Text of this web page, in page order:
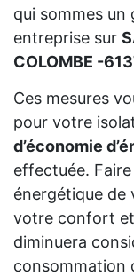
qui sommes
entreprise sur
COLOMBE -
Ces mesures
pour votre
d’économie
effectuée.
énergétique
votre confort
diminuera
consommation